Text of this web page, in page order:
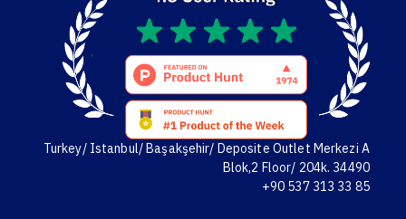
Turkey/ Istanbul/ Başakşehir/ Deposite Outlet Merkezi A
Blok,2 Floor/ 204k. 34490
+90 537 313 33 85